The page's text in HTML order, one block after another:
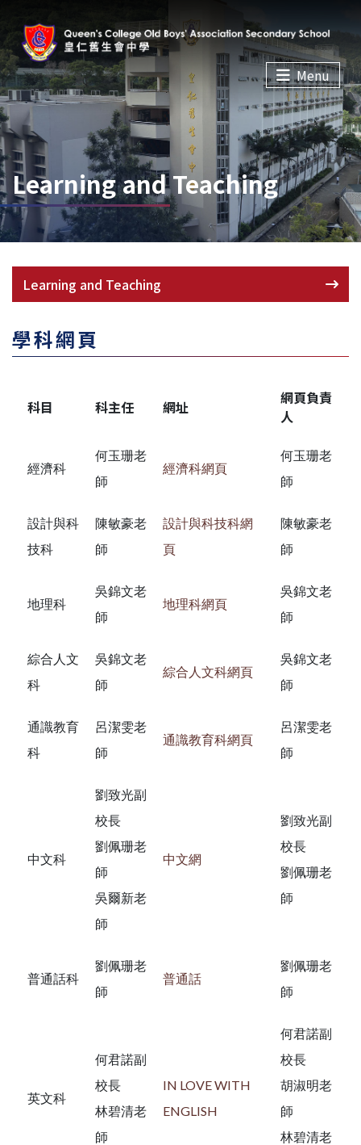
Menu
Learning and Teaching
Learning and Teaching
學科網頁
科目 科主任 網址
網頁負責
人
經濟科
何玉珊老
師
經濟科網頁
何玉珊老
師
設計與科
技科
陳敏豪老
師
設計與科技科網
頁
陳敏豪老
師
地理科
吳錦文老
師
地理科網頁
吳錦文老
師
綜合人文
科
吳錦文老
師
綜合人文科網頁
吳錦文老
師
通識教育
科
呂潔雯老
師
通識教育科網頁
呂潔雯老
師
中文科
劉致光副
校長
劉佩珊老
師
吳爾新老
師
中文網
劉致光副
校長
劉佩珊老
師
普通話科
劉佩珊老
師
普通話
劉佩珊老
師
英文科
何君諾副
校長
林碧清老
師
IN LOVE WITH
ENGLISH
何君諾副
校長
胡淑明老
師
林碧清老